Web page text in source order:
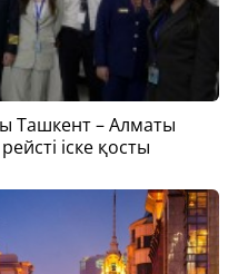
Ташкент – Алматы
іске қосты